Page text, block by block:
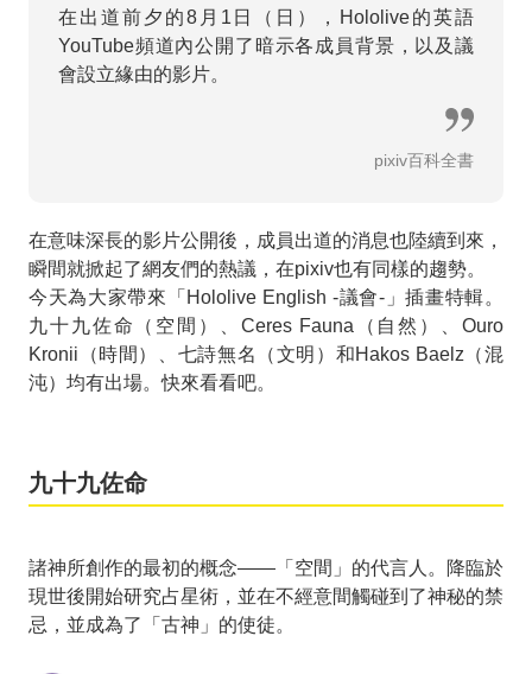
在出道前夕的8月1日（日），Hololive的英語
YouTube頻道內公開了暗示各成員背景，以及議
會設立緣由的影片。
pixiv百科全書
在意味深長的影片公開後，成員出道的消息也陸續到來，
瞬間就掀起了網友們的熱議，在pixiv也有同樣的趨勢。
今天為大家帶來「Hololive English -議會-」插畫特輯。
九十九佐命（空間）、Ceres Fauna（自然）、Ouro
Kronii（時間）、七詩無名（文明）和Hakos Baelz（混
沌）均有出場。快來看看吧。
九十九佐命
諸神所創作的最初的概念——「空間」的代言人。降臨於
現世後開始研究占星術，並在不經意間觸碰到了神秘的禁
忌，並成為了「古神」的使徒。